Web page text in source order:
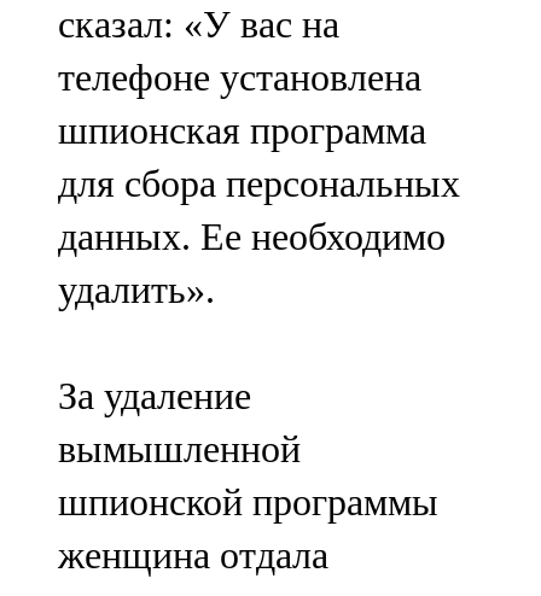
Чүпрәле
91,0 FM
Шәмәрдән
102,3 FM
Яңа чишмә
107,0 FM
105,5 FM
сказал: «У вас на
телефоне установлена
шпионская программа
для сбора персональных
данных. Ее необходимо
удалить».
За удаление
вымышленной
шпионской программы
женщина отдала